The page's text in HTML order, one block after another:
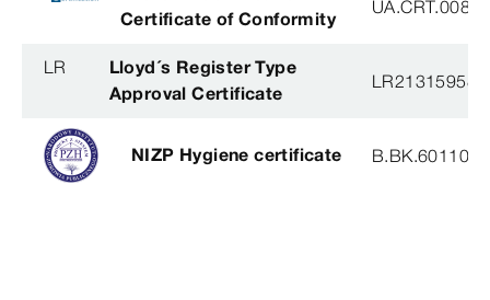
Certificate of Conformity
LR
Lloyd´s Register Type
Approval Certificate
NIZP Hygiene certificate